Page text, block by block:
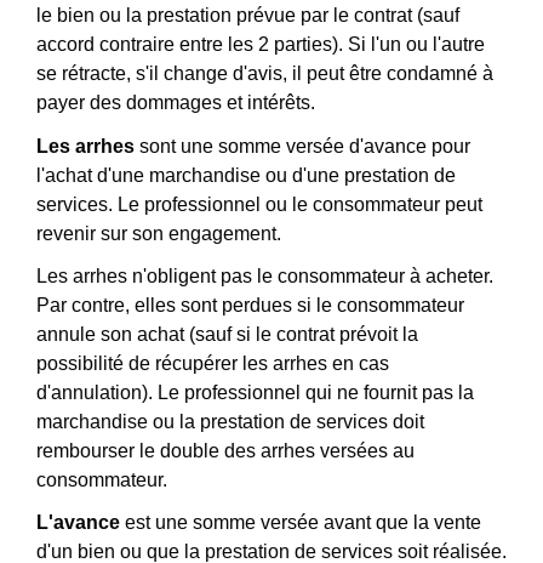
le bien ou la prestation prévue par le contrat (sauf
accord contraire entre les 2 parties). Si l'un ou l'autre
se rétracte, s'il change d'avis, il peut être condamné à
payer des dommages et intérêts.
Les arrhes sont une somme versée d'avance pour
l'achat d'une marchandise ou d'une prestation de
services. Le professionnel ou le consommateur peut
revenir sur son engagement.
Les arrhes n'obligent pas le consommateur à acheter.
Par contre, elles sont perdues si le consommateur
annule son achat (sauf si le contrat prévoit la
possibilité de récupérer les arrhes en cas
d'annulation). Le professionnel qui ne fournit pas la
marchandise ou la prestation de services doit
rembourser le double des arrhes versées au
consommateur.
L'avance est une somme versée avant que la vente
d'un bien ou que la prestation de services soit réalisée.